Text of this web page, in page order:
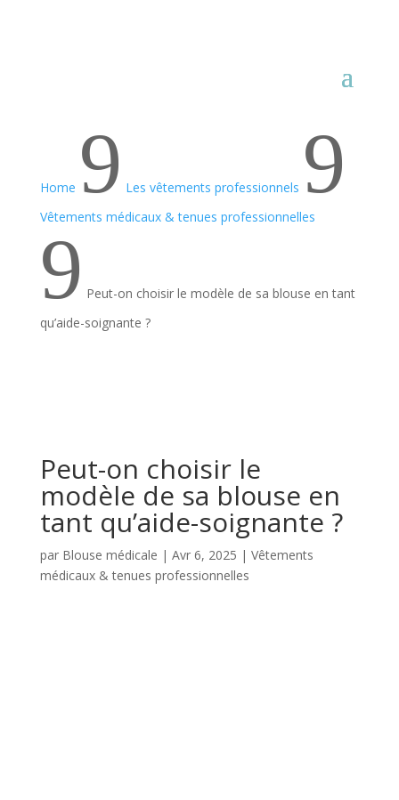
Home 9 Les vêtements professionnels 9
Vêtements médicaux & tenues professionnelles
9 Peut-on choisir le modèle de sa blouse en tant
qu’aide-soignante ?
Peut-on choisir le
modèle de sa blouse en
tant qu’aide-soignante ?
par Blouse médicale | Avr 6, 2025 | Vêtements
médicaux & tenues professionnelles